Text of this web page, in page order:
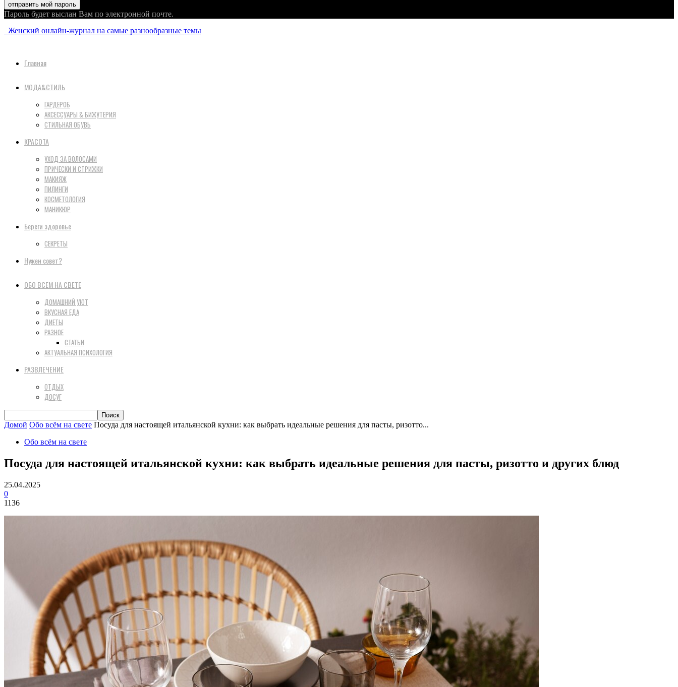
Пароль будет выслан Вам по электронной почте.
Женский онлайн-журнал на самые разнообразные темы
Главная
МОДА&СТИЛЬ
ГАРДЕРОБ
АКСЕССУАРЫ & БИЖУТЕРИЯ
СТИЛЬНАЯ ОБУВЬ
КРАСОТА
УХОД ЗА ВОЛОСАМИ
ПРИЧЕСКИ И СТРИЖКИ
МАКИЯЖ
ПИЛИНГИ
КОСМЕТОЛОГИЯ
МАНИКЮР
Береги здоровье
СЕКРЕТЫ
Нужен совет?
ОБО ВСЕМ НА СВЕТЕ
ДОМАШНИЙ УЮТ
ВКУСНАЯ ЕДА
ДИЕТЫ
РАЗНОЕ
СТАТЬИ
АКТУАЛЬНАЯ ПСИХОЛОГИЯ
РАЗВЛЕЧЕНИЕ
ОТДЫХ
ДОСУГ
Домой Обо всём на свете Посуда для настоящей итальянской кухни: как выбрать идеальные решения для пасты, ризотто...
Обо всём на свете
Посуда для настоящей итальянской кухни: как выбрать идеальные решения для пасты, ризотто и других блюд
25.04.2025
0
1136